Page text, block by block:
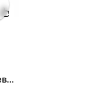
Щипцы 11-33М корневые HLW (Германия)